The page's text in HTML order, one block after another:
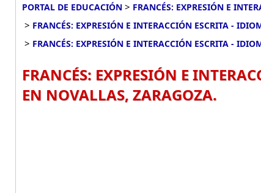
PORTAL DE EDUCACIÓN > FRANCÉS: EXPRESIÓN E
> FRANCÉS: EXPRESIÓN E INTERACCIÓN ESCRITA -
> FRANCÉS: EXPRESIÓN E INTERACCIÓN ESCRITA -
FRANCÉS: EXPRESIÓN E
EN NOVALLAS, ZARAGOZA.